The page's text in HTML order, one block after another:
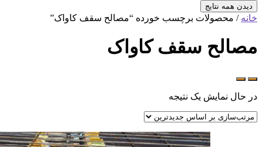
دیدن همه نتایج
خانه / محصولات برچسب خورده “مصالح سقف کاواک”
مصالح سقف کاواک
در حال نمایش یک نتیجه